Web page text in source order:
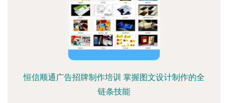
恒信顺通广告招牌制作培训 掌握图文设计制作的全
链条技能